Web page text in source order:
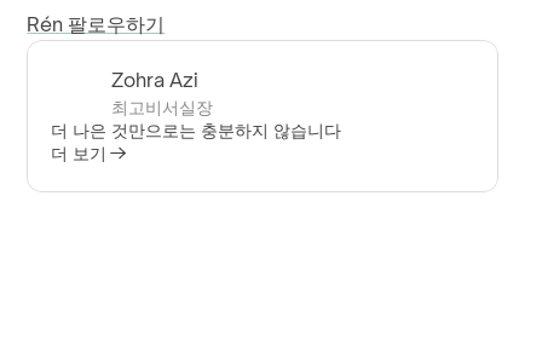
Rén 팔로우하기
Zohra Azi
최고비서실장
더 나은 것만으로는 충분하지 않습니다
더 보기